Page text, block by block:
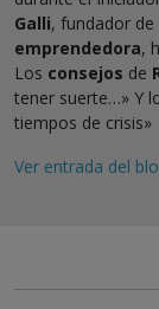
Galli, fundador
emprendedora,
Los consejos de
tener suerte…» Y
tiempos de crisis»
Ver entrada del